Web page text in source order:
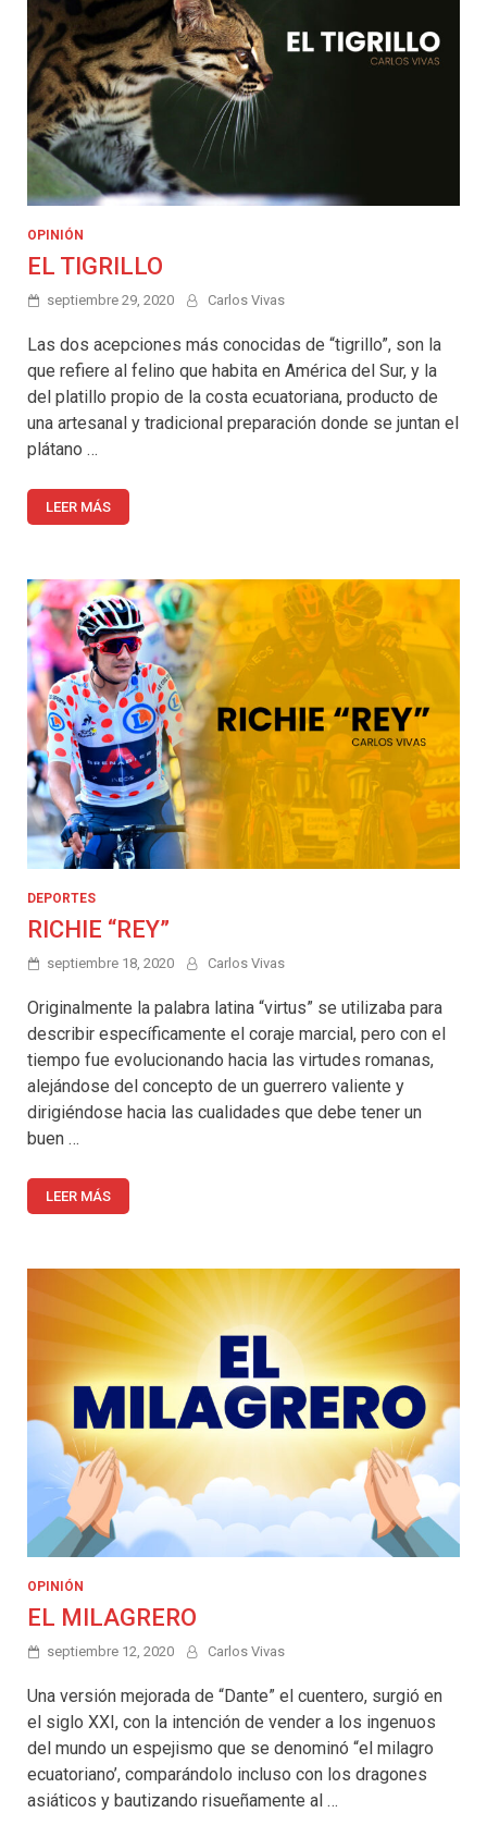
OPINIÓN
EL TIGRILLO
septiembre 29, 2020 Carlos Vivas
Las dos acepciones más conocidas de “tigrillo”, son la
que refiere al felino que habita en América del Sur, y la
del platillo propio de la costa ecuatoriana, producto de
una artesanal y tradicional preparación donde se juntan el
plátano …
LEER MÁS
DEPORTES
RICHIE “REY”
septiembre 18, 2020 Carlos Vivas
Originalmente la palabra latina “virtus” se utilizaba para
describir específicamente el coraje marcial, pero con el
tiempo fue evolucionando hacia las virtudes romanas,
alejándose del concepto de un guerrero valiente y
dirigiéndose hacia las cualidades que debe tener un
buen …
LEER MÁS
OPINIÓN
EL MILAGRERO
septiembre 12, 2020 Carlos Vivas
Una versión mejorada de “Dante” el cuentero, surgió en
el siglo XXI, con la intención de vender a los ingenuos
del mundo un espejismo que se denominó “el milagro
ecuatoriano’, comparándolo incluso con los dragones
asiáticos y bautizando risueñamente al …